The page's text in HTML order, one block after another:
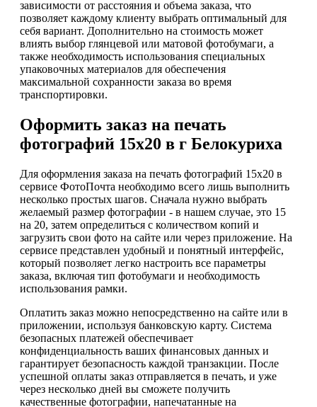
зависимости от расстояния и объема заказа, что
позволяет каждому клиенту выбрать оптимальный для
себя вариант. Дополнительно на стоимость может
влиять выбор глянцевой или матовой фотобумаги, а
также необходимость использования специальных
упаковочных материалов для обеспечения
максимальной сохранности заказа во время
транспортировки.
Оформить заказ на печать
фотографий 15х20 в г Белокуриха
Для оформления заказа на печать фотографий 15х20 в
сервисе ФотоПочта необходимо всего лишь выполнить
несколько простых шагов. Сначала нужно выбрать
желаемый размер фотографии - в нашем случае, это 15
на 20, затем определиться с количеством копий и
загрузить свои фото на сайте или через приложение. На
сервисе представлен удобный и понятный интерфейс,
который позволяет легко настроить все параметры
заказа, включая тип фотобумаги и необходимость
использования рамки.
Оплатить заказ можно непосредственно на сайте или в
приложении, используя банковскую карту. Система
безопасных платежей обеспечивает
конфиденциальность ваших финансовых данных и
гарантирует безопасность каждой транзакции. После
успешной оплаты заказ отправляется в печать, и уже
через несколько дней вы сможете получить
качественные фотографии, напечатанные на